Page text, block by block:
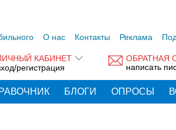
О нас Контакты Реклама
ОБРАТНАЯ
написать
КАБИНЕТ
регистрация
БЛОГИ ОПРОСЫ